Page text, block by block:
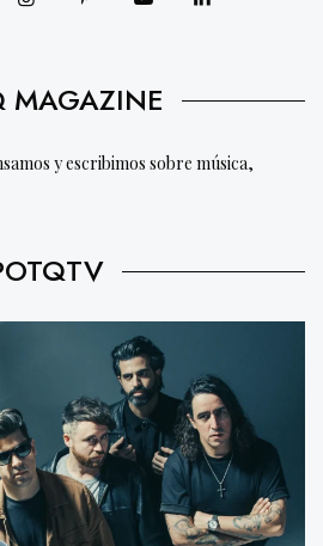
MAGAZINE
y escribimos sobre música,